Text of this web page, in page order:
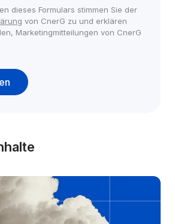
von CnerG zu und erklären
Marketingmitteilungen von CnerG